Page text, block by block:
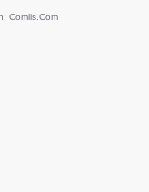
Comiis.Com